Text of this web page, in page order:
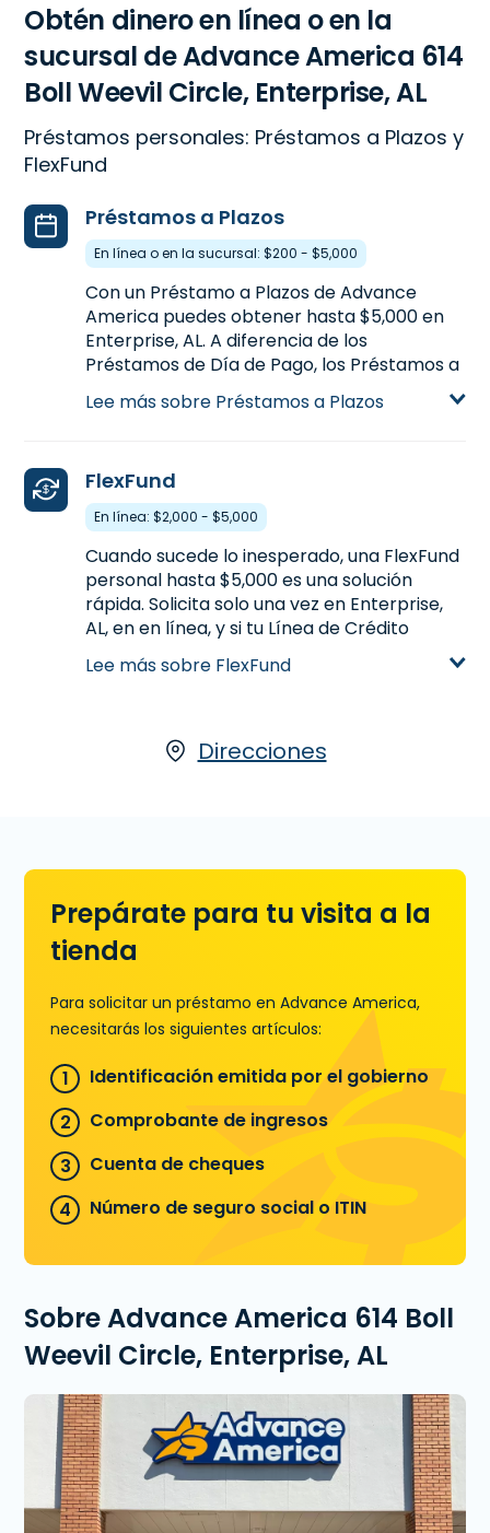
Obtén dinero en línea o en la
sucursal de Advance America 614
Boll Weevil Circle, Enterprise, AL
Préstamos personales: Préstamos a Plazos y
FlexFund
Préstamos a Plazos
En línea o en la sucursal: $200 - $5,000
Con un Préstamo a Plazos de Advance
America puedes obtener hasta $5,000 en
Enterprise, AL. A diferencia de los
Préstamos de Día de Pago, los Préstamos a
Plazos te proporcionan más dinero de una
vez y la habilidad de pagarlo a plazos con
Boll Weevil Circle en Enterprise, AL, o
llamanos(334) 308-1973
Aprende más sobre Préstamos a Plazos
Lee más sobre Préstamos a Plazos
FlexFund
En línea: $2,000 - $5,000
Cuando sucede lo inesperado, una FlexFund
personal hasta $5,000 es una solución
rápida. Solicita solo una vez en Enterprise,
AL, en en línea, y si tu Línea de Crédito
permanece abierta puedes acceder a tu
dinero siempre y cuando haya dinero
Aprende más sobre FlexFund
Lee más sobre FlexFund
Direcciones
Prepárate para tu visita a la
tienda
Para solicitar un préstamo en Advance America,
necesitarás los siguientes artículos:
Identificación emitida por el gobierno
Comprobante de ingresos
Cuenta de cheques
Número de seguro social o ITIN
Sobre Advance America 614 Boll
Weevil Circle, Enterprise, AL